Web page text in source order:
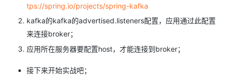
tps://spring.io/projects/spring-kafka
kafka的kafka的advertised.listeners配置，应用通过此配置
来连接broker；
应用所在服务器要配置host，才能连接到broker；
接下来开始实战吧；